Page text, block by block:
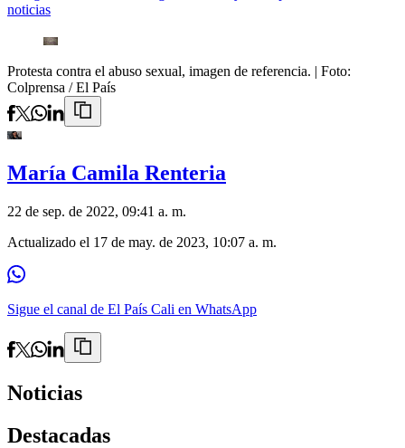
noticias
Protesta contra el abuso sexual, imagen de referencia. | Foto:
Colprensa / El País
María Camila Renteria
22 de sep. de 2022, 09:41 a. m.
Actualizado el 17 de may. de 2023, 10:07 a. m.
Sigue el canal de El País Cali en WhatsApp
Noticias
Destacadas